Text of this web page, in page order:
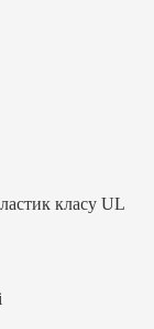
класу UL